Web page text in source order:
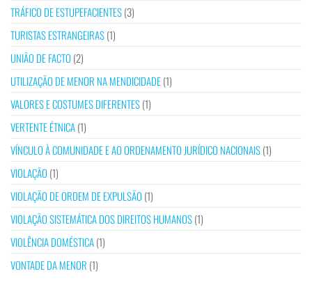
TRÁFICO DE ESTUPEFACIENTES(3)
TURISTAS ESTRANGEIRAS(1)
UNIÃO DE FACTO (2)
UTILIZAÇÃO DE MENOR NA MENDICIDADE(1)
VALORES E COSTUMES DIFERENTES(1)
VERTENTE ÉTNICA(1)
VÍNCULO À COMUNIDADE E AO ORDENAMENTO JURÍDICO NACIONAIS(1)
VIOLAÇÃO (1)
VIOLAÇÃO DE ORDEM DE EXPULSÃO (1)
VIOLAÇÃO SISTEMÁTICA DOS DIREITOS HUMANOS(1)
VIOLÊNCIA DOMÉSTICA(1)
VONTADE DA MENOR (1)